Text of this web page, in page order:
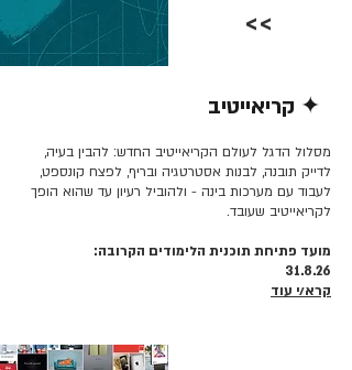
>>
✦ קריאייטיב
מסלול הדגל לעולם הקריאייטיב החדש: להבין בעיה,
לדייק תובנה, לבנות אסטרטגיה ובריף, לפצח קונספט,
לעבוד עם מערכות בינה - ולהוביל רעיון עד שהוא הופך
לקריאייטיב שעובד.
מועד פתיחת תוכנית הלימודים הקרובה:
31.8.26
קרא/י עוד